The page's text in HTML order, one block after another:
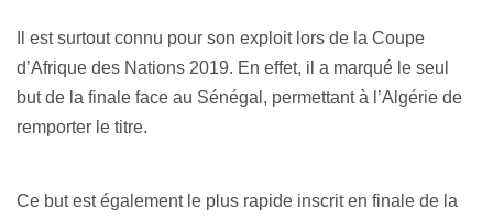
Il est surtout connu pour son exploit lors de la Coupe
d’Afrique des Nations 2019. En effet, il a marqué le seul
but de la finale face au Sénégal, permettant à l’Algérie de
remporter le titre.
Ce but est également le plus rapide inscrit en finale de la